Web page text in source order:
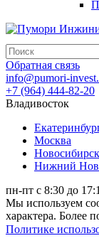
Обратная связь
info@pumori-
+7 (964) 444-82-20
Владивосток
Москва
Новосибирск
Нижний
пн-пт с 8:30 до
Мы используем
характера. Более
Политике